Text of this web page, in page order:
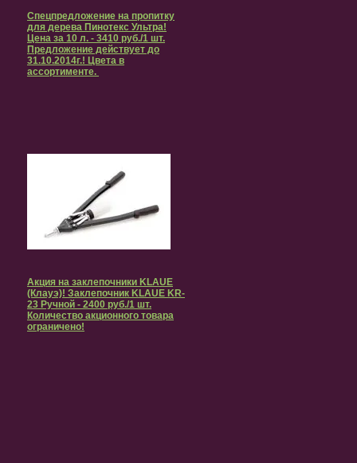
Спецпредложение на пропитку
для дерева Пинотекс Ультра!
Цена за 10 л. - 3410 руб./1 шт.
Предложение действует до
31.10.2014г.! Цвета в
ассортименте.
Акция на заклепочники KLAUE
(Клауэ)! Заклепочник KLAUE KR-
23 Ручной - 2400 руб./1 шт.
Количество акционного товара
ограничено!